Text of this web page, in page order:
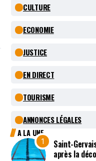
CULTURE
ECONOMIE
JUSTICE
EN DIRECT
TOURISME
ANNONCES LÉGALES
A LA UNE
Saint-
après la